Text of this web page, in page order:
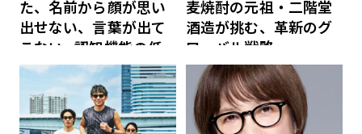
た、名前から顔が思い
出せない、言葉が出て
こない…認知機能の低
下を救う、脳のインナ
ーケアとは
麦焼酎の元祖・二階堂
酒造が挑む、革新のグ
ローバル戦略